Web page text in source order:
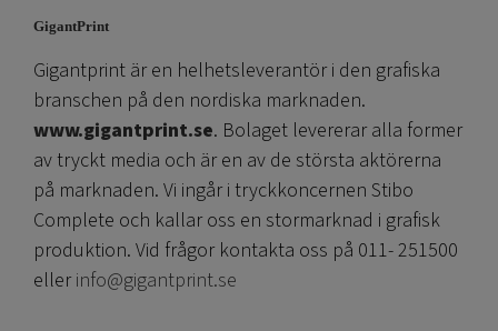
GigantPrint
Gigantprint är en helhetsleverantör i den grafiska
branschen på den nordiska marknaden.
www.gigantprint.se. Bolaget levererar alla former
av tryckt media och är en av de största aktörerna
på marknaden. Vi ingår i tryckkoncernen Stibo
Complete och kallar oss en stormarknad i grafisk
produktion. Vid frågor kontakta oss på 011- 251500
ellerinfo@gigantprint.se